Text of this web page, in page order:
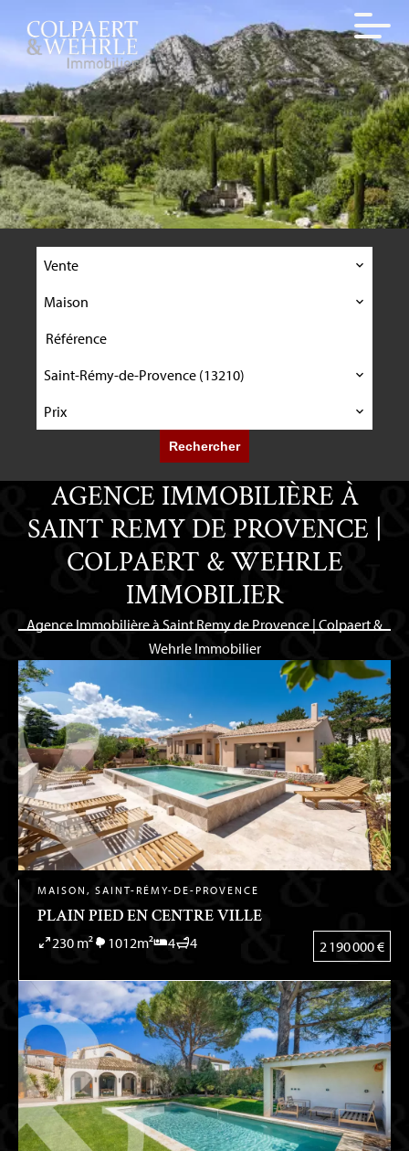
Vente
Maison
Saint-Rémy-de-Provence (13210)
Prix
Rechercher
AGENCE IMMOBILIÈRE À
SAINT REMY DE PROVENCE |
COLPAERT & WEHRLE
IMMOBILIER
Agence Immobilière à Saint Remy de Provence | Colpaert &
Wehrle Immobilier
MAISON, SAINT-RÉMY-DE-PROVENCE
PLAIN PIED EN CENTRE VILLE
230 m² 1012m² 4 4 2 190 000 €